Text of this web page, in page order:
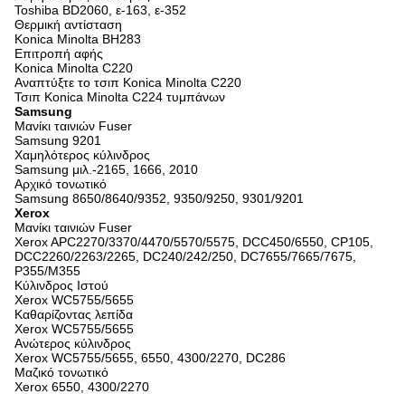
Toshiba BD2060, ε-163, ε-352
Θερμική αντίσταση
Konica Minolta BH283
Επιτροπή αφής
Konica Minolta C220
Αναπτύξτε το τσιπ Konica Minolta C220
Τσιπ Konica Minolta C224 τυμπάνων
Samsung
Μανίκι ταινιών Fuser
Samsung 9201
Χαμηλότερος κύλινδρος
Samsung μιλ.-2165, 1666, 2010
Αρχικό τονωτικό
Samsung 8650/8640/9352, 9350/9250, 9301/9201
Xerox
Μανίκι ταινιών Fuser
Xerox APC2270/3370/4470/5570/5575, DCC450/6550, CP105,
DCC2260/2263/2265, DC240/242/250, DC7655/7665/7675,
P355/M355
Κύλινδρος Ιστού
Xerox WC5755/5655
Καθαρίζοντας λεπίδα
Xerox WC5755/5655
Ανώτερος κύλινδρος
Xerox WC5755/5655, 6550, 4300/2270, DC286
Μαζικό τονωτικό
Xerox 6550, 4300/2270